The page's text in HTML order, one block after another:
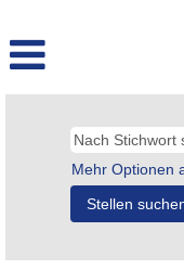
Mehr Optionen